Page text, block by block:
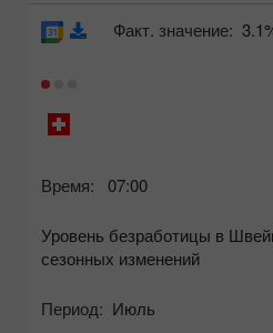
Время: 07:00
Уровень безработицы в
сезонных изменений
Период: Июль
Факт. значение: